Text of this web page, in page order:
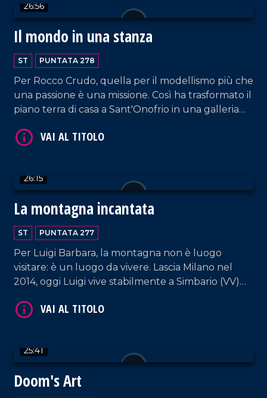
26:56
Il mondo in una stanza
ST PUNTATA 278
Per Rocco Crudo, quella per il modellismo più che
una passione è una missione. Così ha trasformato il
piano terra di casa a Sant'Onofrio in una galleria
opere con lo scopo di farle visitare ai giovani
26:15
La montagna incantata
ST PUNTATA 277
Per Luigi Barbara, la montagna non è luogo
visitare: è un luogo da vivere. Lascia Milano nel
2014, oggi Luigi vive stabilmente a Simbario (VV)
esperto conoscitore dei lupi e del loro habitat.
25:41
Doom's Art
VAI AL TITOLO
VAI AL TITOLO
VAI AL TITOLO